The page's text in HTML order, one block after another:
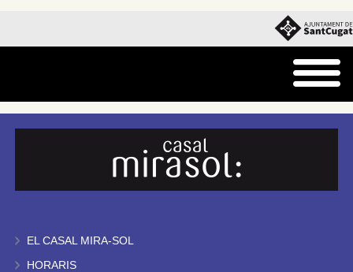
EL CASAL MIRA-SOL
HORARIS